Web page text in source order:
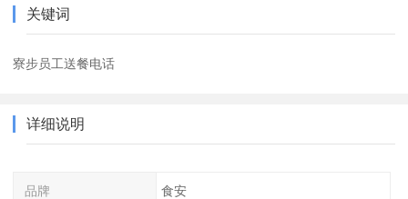
关键词
寮步员工送餐电话
详细说明
品牌 食安